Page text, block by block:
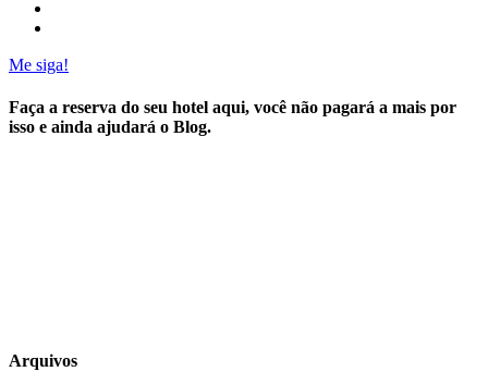
Me siga!
Faça a reserva do seu hotel aqui, você não pagará a mais por
isso e ainda ajudará o Blog.
Arquivos